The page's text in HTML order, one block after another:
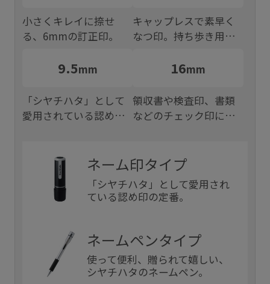
小さくキレイに捺せ
る、6mmの訂正印。
キャップレスで素早く
なつ印。持ち歩き用の
9.5mm
「シヤチハタ」として
愛用されている認め印
16mm
領収書や検査印、書類
などのチェック印に最
ネーム印タイプ
「シヤチハタ」として愛用され
ている認め印の定番。
ネームペンタイプ
使って便利、贈られて嬉しい、
シヤチハタのネームペン。